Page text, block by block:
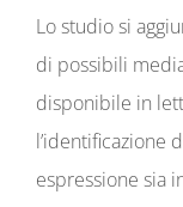
Lo studio si
di possibili
disponibile in
l’identificazione
espressione sia